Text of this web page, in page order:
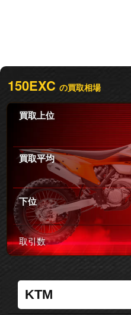
150EXC の買取相場
買取上位
買取平均
下位
取引数